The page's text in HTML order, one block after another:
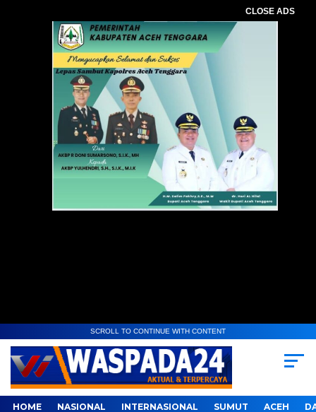
CLOSE ADS
SCROLL TO CONTINUE WITH CONTENT
HOME NASIONAL INTERNASIONAL SUMUT ACEH